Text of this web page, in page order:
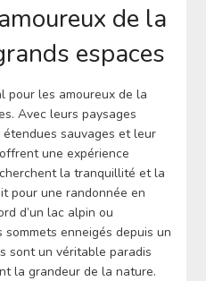
de la
espaces
pour les amoureux de la
Avec leurs paysages
sauvages et leur
une expérience
la tranquillité et la
pour une randonnée en
d’un lac alpin ou
enneigés depuis un
sont un véritable paradis
la grandeur de la nature.